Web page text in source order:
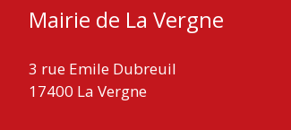
Mairie de La Vergne
3 rue Emile Dubreuil
17400 La Vergne